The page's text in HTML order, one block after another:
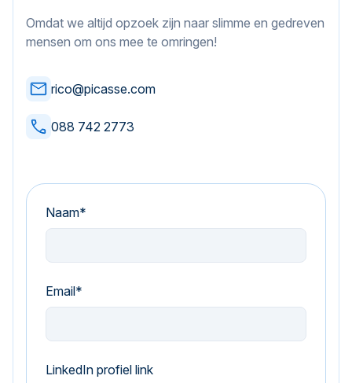
Omdat we altijd opzoek zijn naar slimme en gedreven
mensen om ons mee te omringen!
rico@picasse.com
088 742 2773
Naam*
Email*
LinkedIn profiel link